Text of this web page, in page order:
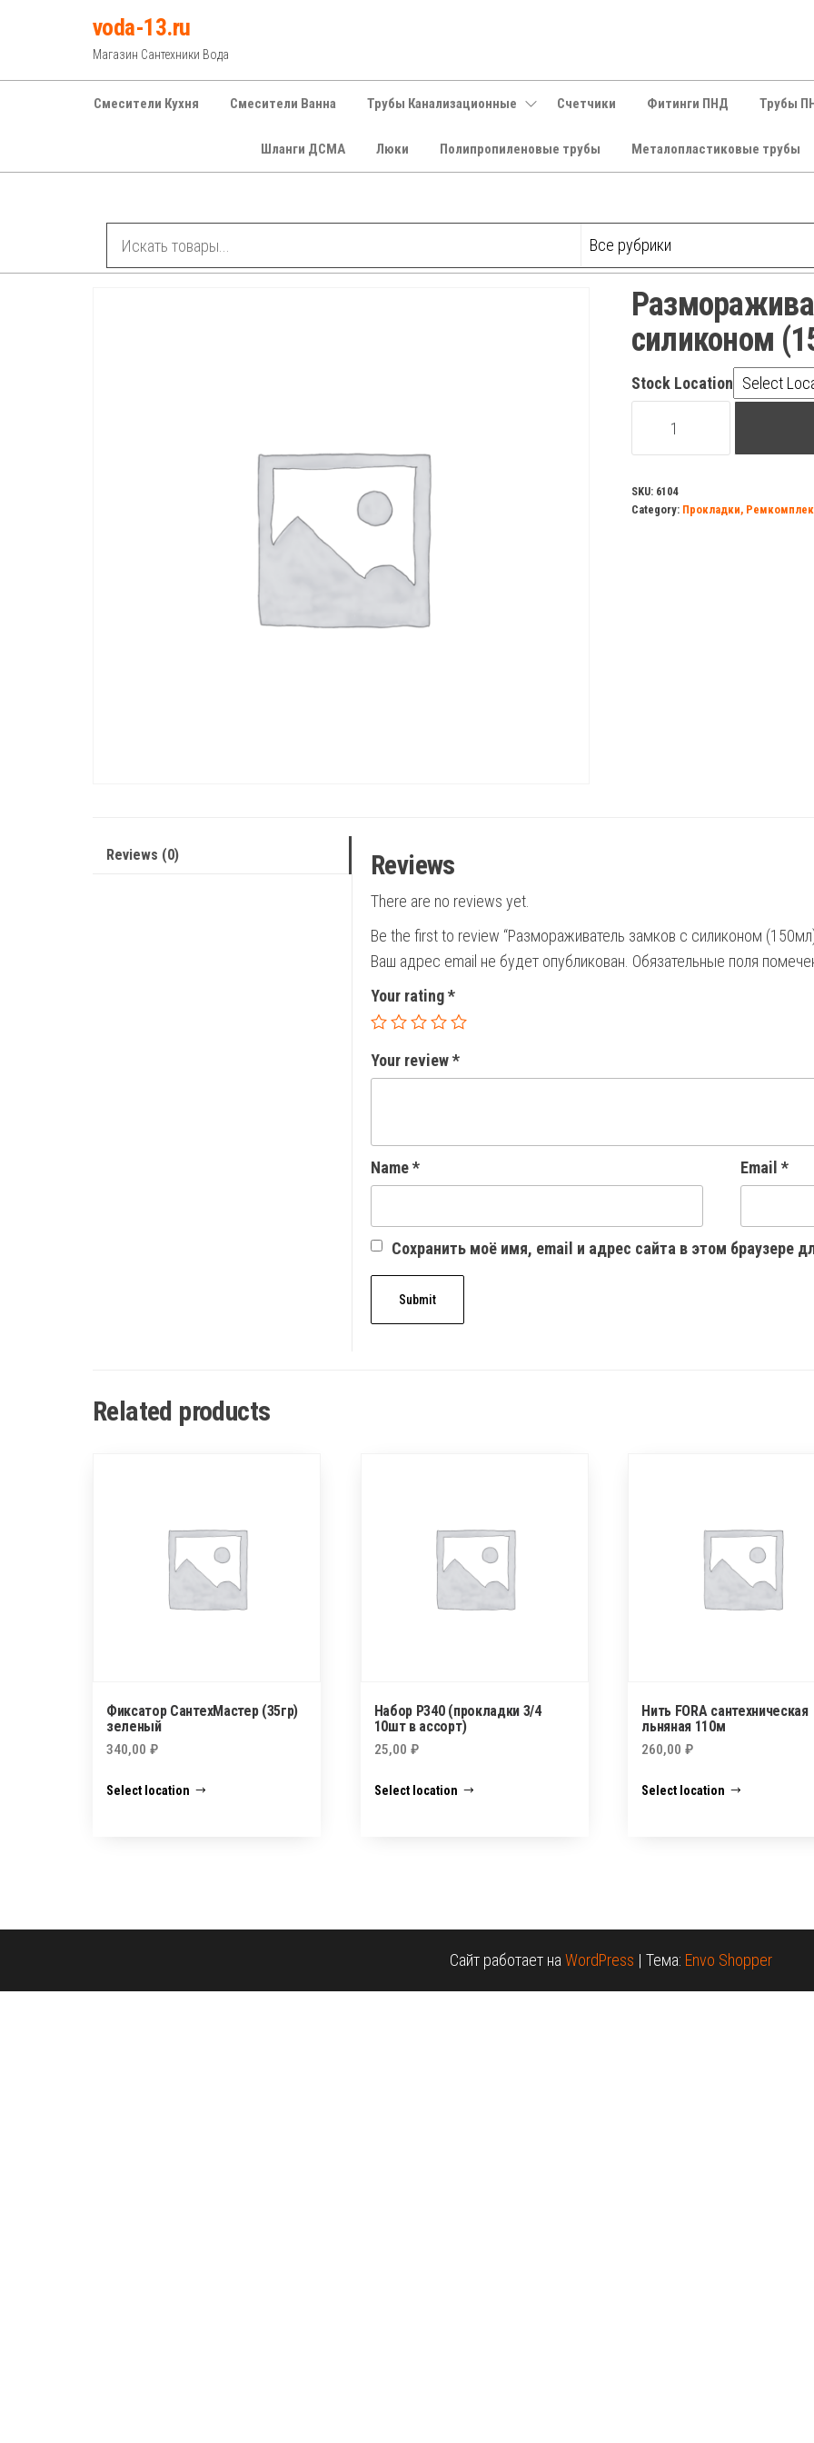
voda-13.ru
Магазин Сантехники Вода
Смесители Кухня Смесители Ванна Трубы Канализационные Счетчики Фитинги ПНД Трубы
Шланги ДСМА Люки Полипропиленовые трубы Металопластиковые трубы
силиконом
Stock Location
замков
силиконом
(150мл)
SKU: 6104
Category: Прокладки,
Reviews (0) Reviews
There are no reviews yet.
Be the first to review “Размораживатель замков с силиконом
Ваш адрес email не будет опубликован. Обязательные поля
Your rating*
Your review*
Name* Email *
Сохранить моё имя, email и адрес сайта в этом браузере
Related products
Фиксатор СантехМастер (35гр)
зеленый
340,00 ₽
Select location
Набор P340 (прокладки 3/4
10шт в ассорт)
25,00 ₽
Select location
Нить FORA сантехническая
льняная 110м
260,00₽
Select location
Сайт работает на WordPress | Тема: Envo Shopper